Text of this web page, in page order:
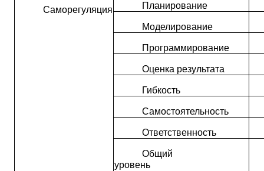
Саморегуляция Планирование
Моделирование
Программирование
Оценка результата
Гибкость
Самостоятельность
Ответственность
Общий
уровень